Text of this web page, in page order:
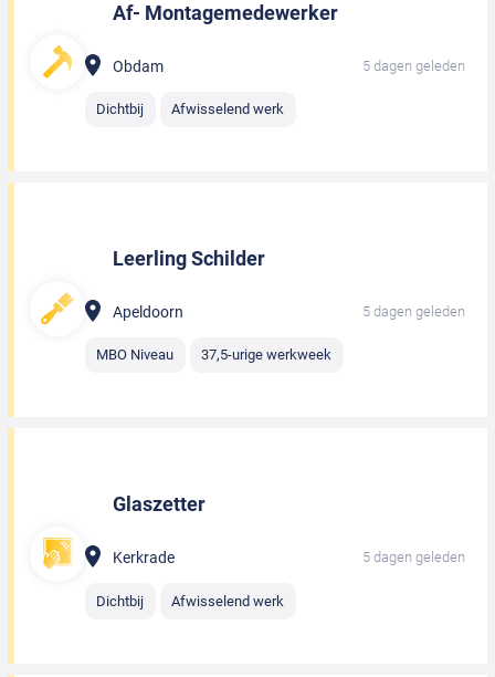
Af- Montagemedewerker
Obdam 5 dagen geleden
Dichtbij Afwisselend werk
Leerling Schilder
Apeldoorn 5 dagen geleden
MBO Niveau 37,5-urige werkweek
Glaszetter
Kerkrade 5 dagen geleden
Dichtbij Afwisselend werk